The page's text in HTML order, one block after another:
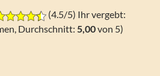
(4.5/5) Ihr vergebt:
Durchschnitt: 5,00von 5)